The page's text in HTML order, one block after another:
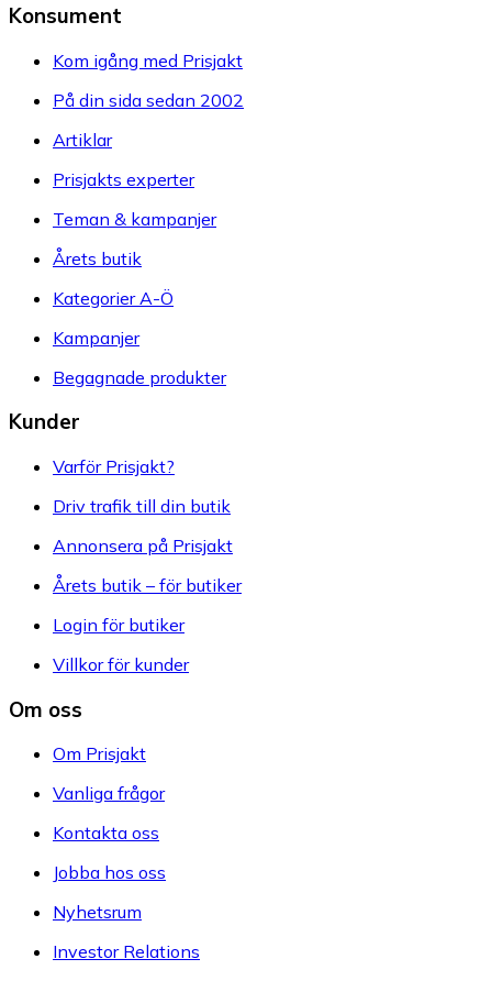
Konsument
Kom igång med Prisjakt
På din sida sedan 2002
Artiklar
Prisjakts experter
Teman & kampanjer
Årets butik
Kategorier A-Ö
Kampanjer
Begagnade produkter
Kunder
Varför Prisjakt?
Driv trafik till din butik
Annonsera på Prisjakt
Årets butik – för butiker
Login för butiker
Villkor för kunder
Om oss
Om Prisjakt
Vanliga frågor
Kontakta oss
Jobba hos oss
Nyhetsrum
Investor Relations